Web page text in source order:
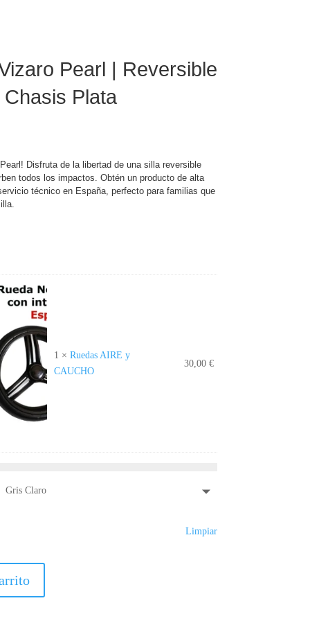
Pearl | Reversible
Plata
Disfruta de la libertad de una silla reversible
todos los impactos. Obtén un producto de alta
técnico en España, perfecto para familias que
1 ×Ruedas AIRE y
CAUCHO
30,00 €
Gris Claro
Limpiar